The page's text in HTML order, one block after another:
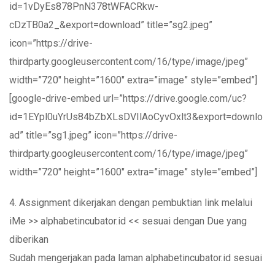
id=1vDyEs878PnN378tWFACRkw-
cDzTB0a2_&export=download” title=”sg2.jpeg”
icon=”https://drive-
thirdparty.googleusercontent.com/16/type/image/jpeg”
width=”720″ height=”1600″ extra=”image” style=”embed”]
[google-drive-embed url=”https://drive.google.com/uc?
id=1EYpl0uYrUs84bZbXLsDVIlAoCyvOxlt3&export=downlo
ad” title=”sg1.jpeg” icon=”https://drive-
thirdparty.googleusercontent.com/16/type/image/jpeg”
width=”720″ height=”1600″ extra=”image” style=”embed”]
4. Assignment dikerjakan dengan pembuktian link melalui
iMe >> alphabetincubator.id << sesuai dengan Due yang
diberikan
Sudah mengerjakan pada laman alphabetincubator.id sesuai